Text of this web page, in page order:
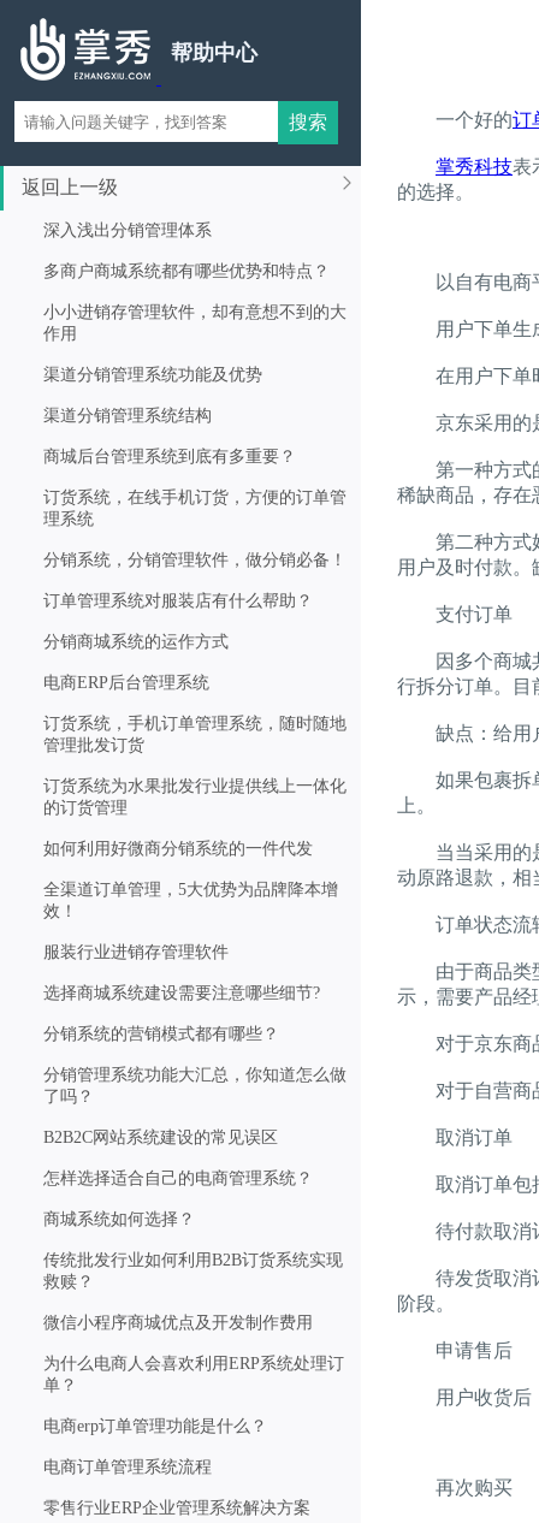
帮助中心
返回上一级
深入浅出分销管理体系
多商户商城系统都有哪些优势和特点？
小小进销存管理软件，却有意想不到的大
作用
渠道分销管理系统功能及优势
渠道分销管理系统结构
商城后台管理系统到底有多重要？
订货系统，在线手机订货，方便的订单管
理系统
分销系统，分销管理软件，做分销必备！
订单管理系统对服装店有什么帮助？
分销商城系统的运作方式
电商ERP后台管理系统
订货系统，手机订单管理系统，随时随地
管理批发订货
订货系统为水果批发行业提供线上一体化
的订货管理
如何利用好微商分销系统的一件代发
全渠道订单管理，5大优势为品牌降本增
效！
服装行业进销存管理软件
选择商城系统建设需要注意哪些细节?
分销系统的营销模式都有哪些？
分销管理系统功能大汇总，你知道怎么做
了吗？
B2B2C网站系统建设的常见误区
怎样选择适合自己的电商管理系统？
商城系统如何选择？
传统批发行业如何利用B2B订货系统实现
救赎？
微信小程序商城优点及开发制作费用
为什么电商人会喜欢利用ERP系统处理订
单？
电商erp订单管理功能是什么？
电商订单管理系统流程
零售行业ERP企业管理系统解决方案
一个好的订
掌秀科技表
的选择。
以自有电商平
用户下单生
在用户下单时
京东采用的是
第一种方式的
稀缺商品，存在
第二种方式好
用户及时付款
支付订单
因多个商城共
行拆分订单。目
缺点：给用户
如果包裹拆单
上。
当当采用的是
动原路退款，相
订单状态流
由于商品类型
示，需要产品经
对于京东商品
对于自营商品
取消订单
取消订单包括
待付款取消订
待发货取消订
阶段。
申请售后
用户收货后，
再次购买